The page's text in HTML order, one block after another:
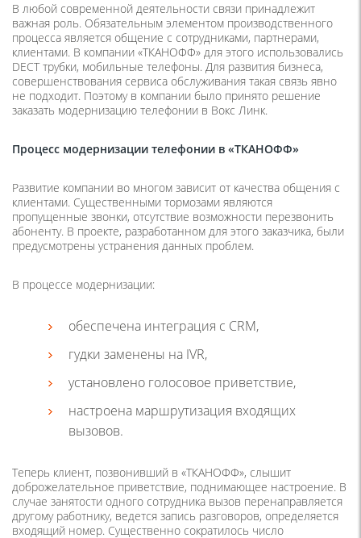
В любой современной деятельности связи принадлежит
важная роль. Обязательным элементом производственного
процесса является общение с сотрудниками, партнерами,
клиентами. В компании «ТКАНОФФ» для этого использовались
DECT трубки, мобильные телефоны. Для развития бизнеса,
совершенствования сервиса обслуживания такая связь явно
не подходит. Поэтому в компании было принято решение
заказать модернизацию телефонии в Вокс Линк.
Процесс модернизации телефонии в «ТКАНОФФ»
Развитие компании во многом зависит от качества общения с
клиентами. Существенными тормозами являются
пропущенные звонки, отсутствие возможности перезвонить
абоненту. В проекте, разработанном для этого заказчика, были
предусмотрены устранения данных проблем.
В процессе модернизации:
обеспечена интеграция с CRM,
гудки заменены на IVR,
установлено голосовое приветствие,
настроена маршрутизация входящих
вызовов.
Теперь клиент, позвонивший в «ТКАНОФФ», слышит
доброжелательное приветствие, поднимающее настроение. В
случае занятости одного сотрудника вызов перенаправляется
другому работнику, ведется запись разговоров, определяется
входящий номер. Существенно сократилось число